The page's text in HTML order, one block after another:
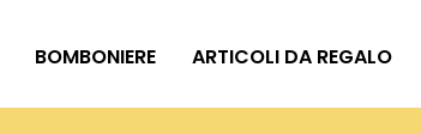
BOMBONIERE ARTICOLI DA REGALO